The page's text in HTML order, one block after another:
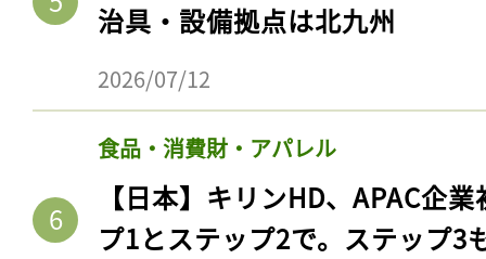
治具・設備拠点は北九州
2026/07/12
食品・消費財・アパレル
【日本】キリンHD、APAC企
プ1とステップ2で。ステップ3